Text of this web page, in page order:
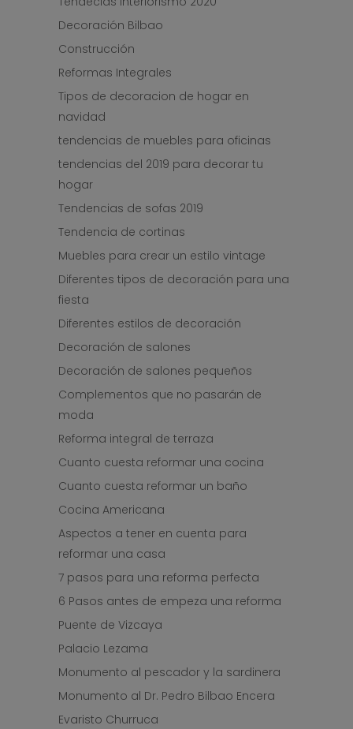
Decoración Bilbao
Construcción
Reformas Integrales
Tipos de decoracion de hogar en
navidad
tendencias de muebles para oficinas
tendencias del 2019 para decorar tu
hogar
Tendencias de sofas 2019
Tendencia de cortinas
Muebles para crear un estilo vintage
Diferentes tipos de decoración para una
fiesta
Diferentes estilos de decoración
Decoración de salones
Decoración de salones pequeños
Complementos que no pasarán de
moda
Reforma integral de terraza
Cuanto cuesta reformar una cocina
Cuanto cuesta reformar un baño
Cocina Americana
Aspectos a tener en cuenta para
reformar una casa
7 pasos para una reforma perfecta
6 Pasos antes de empeza una reforma
Puente de Vizcaya
Palacio Lezama
Monumento al pescador y la sardinera
Monumento al Dr. Pedro Bilbao Encera
Evaristo Churruca